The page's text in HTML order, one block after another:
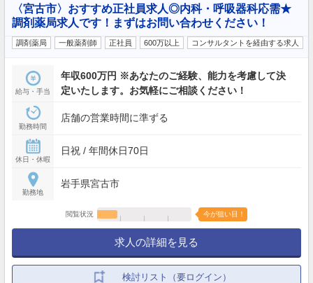
〈宮古市〉おすすめ正社員求人◎内科・呼吸器科応需★
調剤薬局求人です！まずはお問い合わせください！
調剤薬局 一般薬剤師 正社員 600万以上 コンサルタントを経由する求人
給与・手当
年収600万円 ※あなたのご経験、能力を考慮して決
定いたします。お気軽にご相談ください！
勤務時間
店舗の営業時間に準ずる
休日・休暇
日祝 / 年間休日70日
勤務地
岩手県宮古市
閲覧状況 今が狙い目！
求人の詳細を見る
検討リスト（要ログイン）